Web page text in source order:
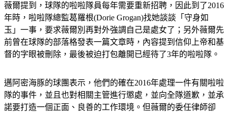
薇爾提到，球隊的啦啦隊員每年需要重新招聘，因此到了2016
年時，啦啦隊總監葛羅根(Dorie Grogan)找她談談「守身如
玉」一事，要求薇爾別再對外強調自己是處女了；另外薇爾先
前曾在球隊的部落格發表一篇文章時，內容提到信仰上帝和基
督的字眼被刪除，最後被迫打包離開已經待了3年的啦啦隊。
邁阿密海豚的球團表示，他們的確在2016年處理一件有關啦啦
隊的事件，並且也對相關主管進行懲處，並向全隊道歉，並承
諾要打造一個正面、良善的工作環境。但薇爾的委任律師卻